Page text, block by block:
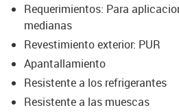
Requerimientos: Para
medianas
Revestimiento exterior: PUR
Apantallamiento
Resistente a los refrigerantes
Resistente a las muescas